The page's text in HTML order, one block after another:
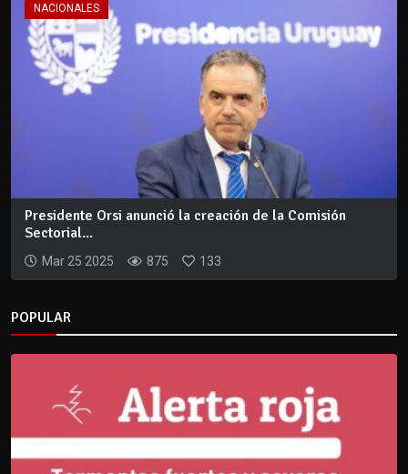
NACIONALES
Presidente Orsi anunció la creación de la Comisión
Sectorial...
Mar 25 2025 875 133
POPULAR